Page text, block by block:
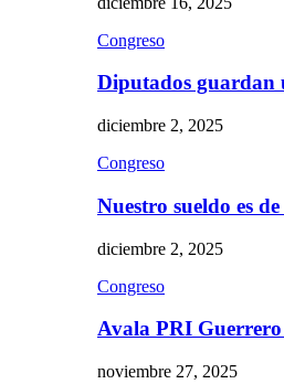
Congreso
Diputados
diciembre 2, 2025
Congreso
Nuestro sueldo es
diciembre 2, 2025
Congreso
Avala PRI
noviembre 27, 2025